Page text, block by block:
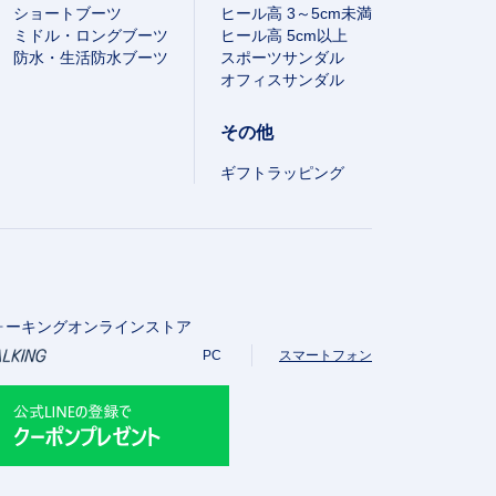
ショートブーツ
ミドル・ロングブーツ
防水・生活防水ブーツ
ヒール高 3～5cm未満
ヒール高 5cm以上
スポーツサンダル
オフィスサンダル
その他
ギフトラッピング
キングオンラインストア
PC スマートフォン